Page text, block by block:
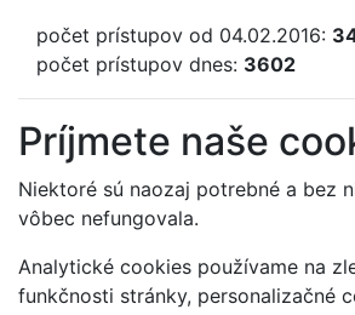
počet prístupov od 04.02.2016:
počet prístupov dnes: 3602
Príjmete naše
Niektoré sú naozaj potrebné a bez
vôbec nefungovala.
Analytické cookies používame na
funkčnosti stránky, personalizačné